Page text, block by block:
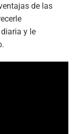
de las
y le